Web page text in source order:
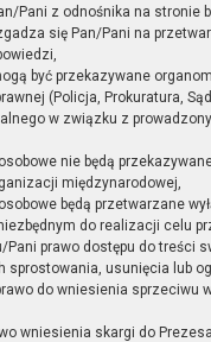
Pani z odnośnika na stronie
się Pan/Pani na
być przekazywane
(Policja, Prokuratura,
w związku z
nie będą
międzynarodowej,
będą przetwarzane
do realizacji celu
Pani prawo dostępu do treści
sprostowania, usunięcia lub
do wniesienia sprzeciwu
wniesienia skargi do